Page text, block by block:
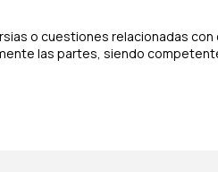
o cuestiones relacionadas
las partes, siendo